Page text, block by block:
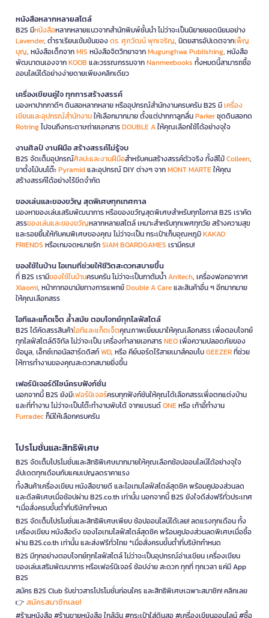
หนังสือหลากหลายสไตล์
B2S มีหนังสือหลากหลายแนวจากสำนักพิมพ์ชั้นนำ ไม่ว่าจะเป็นนิยายยอดนิยมอย่าง
Lavender, ตำราเรียนเข้มข้นของดร. ศุภวัฒน์ พุกเจริญ, นิตยสารอัปเดตจากเพ็ญ
บุญ, หนังสือเด็กจากMIS หนังสือจิตวิทยาจากMugunghwa Publishing, หนังสือ
พัฒนาตนเองจากKOOB และวรรณกรรมจากNanmeebooks ทั้งหมดนี้สามารถซื้อ
ออนไลน์ได้อย่างง่ายดายเพียงคลิกเดียว
เครื่องเขียนคู่ใจ ทุกการสร้างสรรค์
มองหาปากกาดีๆ ดินสอหลากหลาย หรืออุปกรณ์สำนักงานครบครัน B2S มีเครื่อง
เขียนและอุปกรณ์สำนักงานให้เลือกมากมาย ตั้งแต่ปากกาลูกลื่นParkerชุดดินสอกด
Rotringไปจนถึงกระดาษถ่ายเอกสารDOUBLE Aให้คุณเลือกใช้ได้อย่างจุใจ
งานศิลป์ งานฝีมือ สร้างสรรค์ไม่รู้จบ
B2S จัดเต็มอุปกรณ์ศิลปะและงานฝีมือสำหรับคนสร้างสรรค์ตัวจริง ทั้งสีไม้Colleen,
ขาตั้งไม้บนโต๊ะPyramidและอุปกรณ์ DIY ต่างๆ จากMONT MARTEให้คุณ
สร้างสรรค์ได้อย่างไร้ขีดจำกัด
ของเล่นและของขวัญ สุดพิเศษทุกเทศกาล
มองหาของเล่นเสริมพัฒนาการ หรือของขวัญสุดพิเศษสำหรับทุกโอกาส B2S เราคัด
สรรของเล่นและของขวัญหลากหลายสไตล์ เหมาะสำหรับทุกเพศทุกวัย สร้างความสุข
และรอยยิ้มให้กับคนพิเศษของคุณ ไม่ว่าจะเป็น กระเป๋าเก็บอุณหภูมิKAKAO
FRIENDS หรือเกมจดหมายรักSIAM BOARDGAMES เรามีครบ!
ของใช้ในบ้าน ไอเทมที่ช่วยให้ชีวิตสะดวกสบายขึ้น
ที่ B2S เรามีของใช้ในบ้านครบครัน ไม่ว่าจะเป็นกาต้มน้ำAnitech, เครื่องฟอกอากาศ
Xiaomi, หน้ากากอนามัยทางการแพทย์Double A Careและสินค้าอื่น ๆ อีกมากมาย
ให้คุณเลือกสรร
ไอทีและแก็ดเจ็ต ล้ำสมัย ตอบโจทย์ทุกไลฟ์สไตล์
B2S ได้คัดสรรสินค้าไอทีและแก็ดเจ็ตคุณภาพเยี่ยมมาให้คุณเลือกสรร เพื่อตอบโจทย์
ทุกไลฟ์สไตล์ดิจิทัล ไม่ว่าจะเป็น เครื่องทำลายเอกสารNEOเพื่อความปลอดภัยของ
ข้อมูล, เอ็กซ์เทอนัลฮาร์ดดิสก์WD, หรือ คีย์บอร์ดไร้สายเมาส์คอมโบGEEZERที่ช่วย
ให้การทำงานของคุณสะดวกสบายยิ่งขึ้น
เฟอร์นิเจอร์ดีไซน์ครบฟังก์ชั่น
นอกจากนี้ B2S ยังมีเฟอร์นิเจอร์ครบทุกฟังก์ชันให้คุณได้เลือกสรรเพื่อตกแต่งบ้าน
และที่ทำงาน ไม่ว่าจะเป็นโต๊ะทำงานพับได้ จากแบรนด์ONEหรือ เก้าอี้ทำงาน
Furradecก็มีให้เลือกครบครัน
โปรโมชั่นและสิทธิพิเศษ
B2S จัดเต็มโปรโมชั่นและสิทธิพิเศษมากมายให้คุณเลือกช้อปออนไลน์ได้อย่างจุใจ
อัปเดตทุกเดือนกับแคมเปญลดราคาแรง
ทั้งสินค้าเครื่องเขียน หนังสือขายดี และไอเทมไลฟ์สไตล์สุดชิค พร้อมคูปองส่วนลด
และดีลพิเศษเมื่อช้อปผ่าน B2S.co.th เท่านั้น นอกจากนี้ B2S ยังใจดีส่งฟรีทั่วประเทศ
*เมื่อสั่งครบขั้นต่ำที่บริษัทกำหนด
B2S จัดเต็มโปรโมชั่นและสิทธิพิเศษเพียบ ช้อปออนไลน์ได้เลย! ลดแรงทุกเดือน ทั้ง
เครื่องเขียน หนังสือดัง ของไอเทมไลฟ์สไตล์สุดชิค พร้อมคูปองส่วนลดพิเศษเมื่อซื้อ
ผ่าน B2S.co.th เท่านั้น และส่งฟรีทั่วไทย *เมื่อสั่งครบขั้นต่ำที่บริษัทกำหนด
B2S มีทุกอย่างตอบโจทย์ทุกไลฟ์สไตล์ ไม่ว่าจะเป็นอุปกรณ์อ่านเขียน เครื่องเขียน
ของเล่นเสริมพัฒนาการ หรือเฟอร์นิเจอร์ ช้อปง่าย สะดวก ทุกที่ ทุกเวลา แค่มี App
B2S
สมัคร B2S Club รับข่าวสารโปรโมชั่นก่อนใคร และสิทธิพิเศษเฉพาะสมาชิก! คลิกเลย
👉 สมัครสมาชิกเลย!
#ร้านหนังสือ #ร้านขายหนังสือ ใกล้ฉัน #กระเป๋าใส่ดินสอ #เครื่องเขียนออนไลน์ #ซื้อ